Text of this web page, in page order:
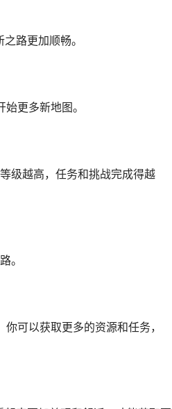
路更加顺畅。
更多新地图。
级越高，任务和挑战完成得越
。
可以获取更多的资源和任务，